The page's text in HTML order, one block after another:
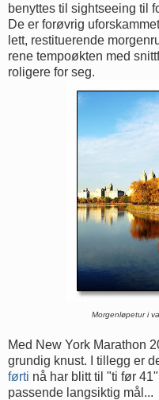
benyttes til sightseeing til
De er forøvrig
lett, restituerende
rene tempoøkten med
roligere for seg.
Morgenløpetur i
Med New York Marathon
grundig knust. I tillegg er
førti nå har blitt til "ti før
passende langsiktig mål...